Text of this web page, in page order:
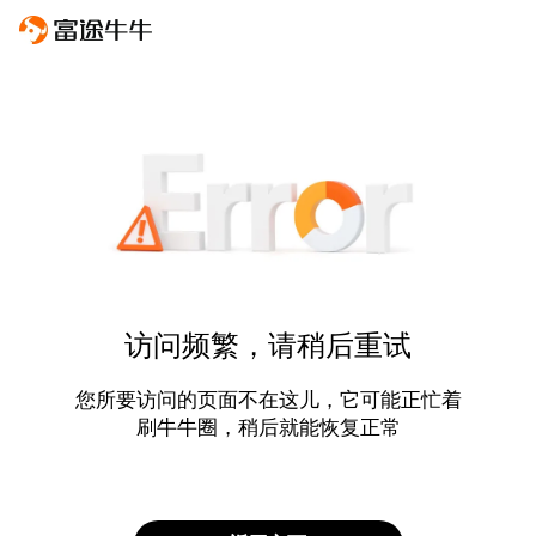
访问频繁，请稍后重试
您所要访问的页面不在这儿，它可能正忙着
刷牛牛圈，稍后就能恢复正常